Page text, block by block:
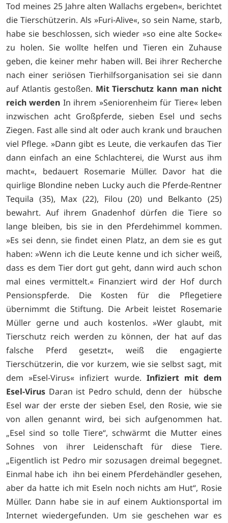
Tod meines 25 Jahre alten Wallachs ergeben«, berichtet
die Tierschützerin. Als »Furi-Alive«, so sein Name, starb,
habe sie beschlossen, sich wieder »so eine alte Socke«
zu holen. Sie wollte helfen und Tieren ein Zuhause
geben, die keiner mehr haben will. Bei ihrer Recherche
nach einer seriösen Tierhilfsorganisation sei sie dann
auf Atlantis gestoßen. Mit Tierschutz kann man nicht
reich werden In ihrem »Seniorenheim für Tiere« leben
inzwischen acht Großpferde, sieben Esel und sechs
Ziegen. Fast alle sind alt oder auch krank und brauchen
viel Pflege. »Dann gibt es Leute, die verkaufen das Tier
dann einfach an eine Schlachterei, die Wurst aus ihm
macht«, bedauert Rosemarie Müller. Davor hat die
quirlige Blondine neben Lucky auch die Pferde-Rentner
Tequila (35), Max (22), Filou (20) und Belkanto (25)
bewahrt. Auf ihrem Gnadenhof dürfen die Tiere so
lange bleiben, bis sie in den Pferdehimmel kommen.
»Es sei denn, sie findet einen Platz, an dem sie es gut
haben: »Wenn ich die Leute kenne und ich sicher weiß,
dass es dem Tier dort gut geht, dann wird auch schon
mal eines vermittelt.« Finanziert wird der Hof durch
Pensionspferde. Die Kosten für die Pflegetiere
übernimmt die Stiftung. Die Arbeit leistet Rosemarie
Müller gerne und auch kostenlos. »Wer glaubt, mit
Tierschutz reich werden zu können, der hat auf das
falsche Pferd gesetzt«, weiß die engagierte
Tierschützerin, die vor kurzem, wie sie selbst sagt, mit
dem »Esel-Virus« infiziert wurde. Infiziert mit dem
Esel-Virus Daran ist Pedro schuld, denn der hübsche
Esel war der erste der sieben Esel, den Rosie, wie sie
von allen genannt wird, bei sich aufgenommen hat.
„Esel sind so tolle Tiere“, schwärmt die Mutter eines
Sohnes von ihrer Leidenschaft für diese Tiere.
„Eigentlich ist Pedro mir sozusagen dreimal begegnet.
Einmal habe ich ihn bei einem Pferdehändler gesehen,
aber da hatte ich mit Eseln noch nichts am Hut“, Rosie
Müller. Dann habe sie in auf einem Auktionsportal im
Internet wiedergefunden. Um sie geschehen war es